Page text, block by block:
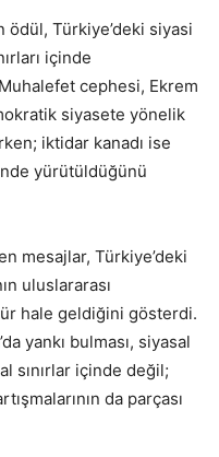
ödül, Türkiye’deki siyasi
içinde
Muhalefet cephesi, Ekrem
siyasete yönelik
iktidar kanadı ise
yürütüldüğünü
mesajlar, Türkiye’deki
uluslararası
hale geldiğini gösterdi.
yankı bulması, siyasal
sınırlar içinde değil;
da parçası